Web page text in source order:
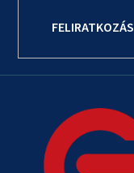
FELIRATKOZÁS